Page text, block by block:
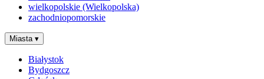
wielkopolskie (Wielkopolska)
zachodniopomorskie
Miasta ▾
Białystok
Bydgoszcz